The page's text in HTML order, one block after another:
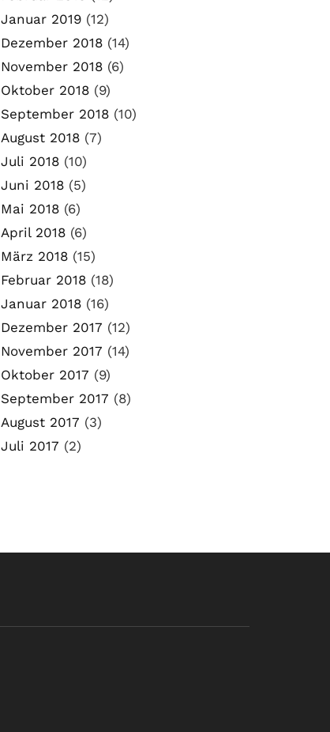
Januar 2019 (12)
Dezember 2018 (14)
November 2018 (6)
Oktober 2018 (9)
September 2018 (10)
August 2018 (7)
Juli 2018 (10)
Juni 2018 (5)
Mai 2018 (6)
April 2018 (6)
März 2018 (15)
Februar 2018 (18)
Januar 2018 (16)
Dezember 2017 (12)
November 2017 (14)
Oktober 2017 (9)
September 2017 (8)
August 2017 (3)
Juli 2017 (2)